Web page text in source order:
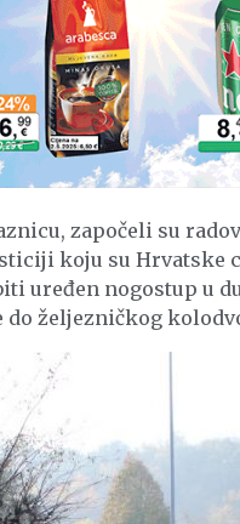
započeli su
koju su Hrvatske
uređen nogostup u
željezničkog